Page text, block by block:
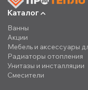
Каталог
Ванны
Акции
Мебель и аксессуары
Радиаторы отопления
Унитазы и инсталляции
Смесители